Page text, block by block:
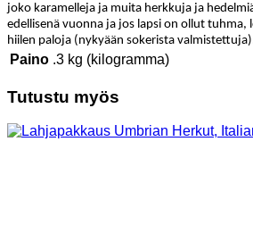
joko karamelleja ja muita herkkuja ja
edellisenä vuonna ja jos lapsi on ollut tuhma,
hiilen paloja (nykyään sokerista
Paino .3 kg (kilogramma)
Tutustu myös